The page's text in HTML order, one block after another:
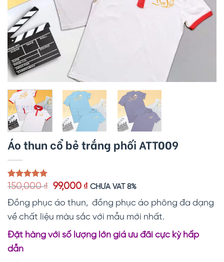
Áo thun cổ bẻ trắng phối ATT009
5.00trên 5
dựa trên
1
đánh giá
150,000₫
Giá
là:
150,000 ₫.
99,000 ₫Giá
tại
là:
CHƯA VAT 8%
Đồng phục áo thun, đồng phục áo phông đa dạng
về chất liệu màu sắc với mẫu mới nhất.
Đặt hàng với số lượng lớn giá ưu đãi cực kỳ hấp
dẫn